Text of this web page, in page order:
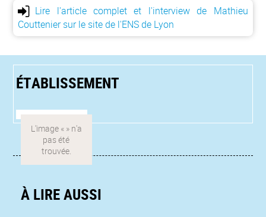
Lire l'article complet et l'interview de Mathieu
Couttenier sur le site de l'ENS de Lyon
À LIRE AUSSI
ÉTABLISSEMENT